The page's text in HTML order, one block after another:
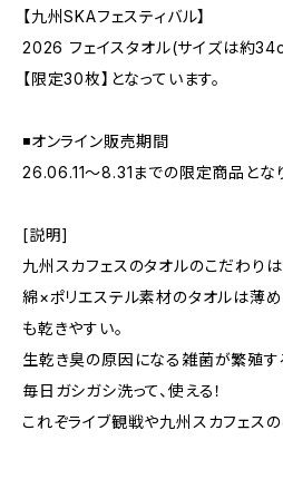
【九州SKAフェスティバル】
2026 フェイスタオル(サイズは約
【限定30枚】となっています。
◾️オンライン販売期間
26.06.11〜8.31までの限定商品となり
[説明]
九州スカフェスのタオルのこだわりは、
綿×ポリエステル素材のタオルは薄
も乾きやすい。
生乾き臭の原因になる雑菌が繁殖す
毎日ガシガシ洗って、使える！
これぞライブ観戦や九州スカフェス